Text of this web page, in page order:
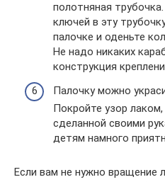
полотняная
ключей в эту
палочке и оденьте
Не надо никаких
конструкция
Палочку можно
Покройте узор
сделанной своими
детям намного
Если вам не нужно вращение